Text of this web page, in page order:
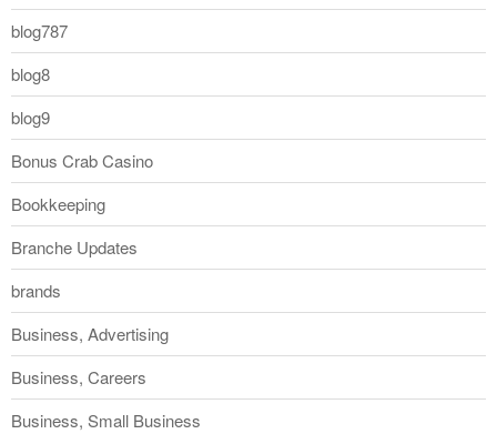
blog787
blog8
blog9
Bonus Crab Casino
Bookkeeping
Branche Updates
brands
Business, Advertising
Business, Careers
Business, Small Business